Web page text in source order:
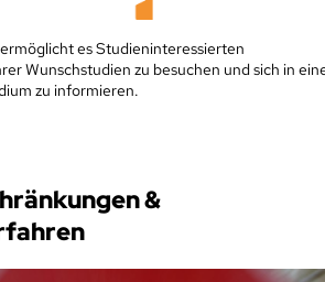
ermöglicht es Studieninteressierten
Wunschstudien zu besuchen und sich in
zu informieren.
&